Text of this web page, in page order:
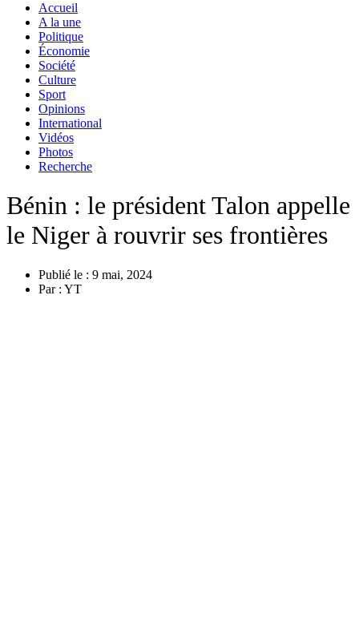
Accueil
A la une
Politique
Économie
Société
Culture
Sport
Opinions
International
Vidéos
Photos
Recherche
Bénin : le président Talon appelle
le Niger à rouvrir ses frontières
Publié le : 9 mai, 2024
Par : YT